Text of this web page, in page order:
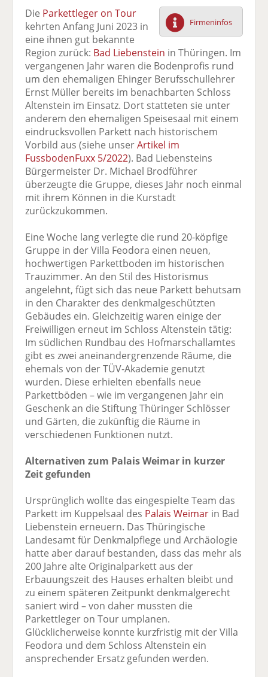
F
ac
e
b
o
o
k
te
il
e
tt
er
n
Li
n
k
e
di
n
te
il
e
n
E
m
ai
l
v
er
se
n
d
ck
e
n
Firmeninfos
Die Parkettleger on Tour
kehrten Anfang Juni 2023 in
eine ihnen gut bekannte
Region zurück: Bad Liebenstein in Thüringen. Im
vergangenen Jahr waren die Bodenprofis rund
um den ehemaligen Ehinger Berufsschullehrer
Ernst Müller bereits im benachbarten Schloss
Altenstein im Einsatz. Dort statteten sie unter
anderem den ehemaligen Speisesaal mit einem
eindrucksvollen Parkett nach historischem
Vorbild aus (siehe unserArtikel im
FussbodenFuxx 5/2022). Bad Liebensteins
Bürgermeister Dr. Michael Brodführer
überzeugte die Gruppe, dieses Jahr noch einmal
mit ihrem Können in die Kurstadt
zurückzukommen.
Eine Woche lang verlegte die rund 20-köpfige
Gruppe in der Villa Feodora einen neuen,
hochwertigen Parkettboden im historischen
Trauzimmer. An den Stil des Historismus
angelehnt, fügt sich das neue Parkett behutsam
in den Charakter des denkmalgeschützten
Gebäudes ein. Gleichzeitig waren einige der
Freiwilligen erneut im Schloss Altenstein tätig:
Im südlichen Rundbau des Hofmarschallamtes
gibt es zwei aneinandergrenzende Räume, die
ehemals von der TÜV-Akademie genutzt
wurden. Diese erhielten ebenfalls neue
Parkettböden – wie im vergangenen Jahr ein
Geschenk an die Stiftung Thüringer Schlösser
und Gärten, die zukünftig die Räume in
verschiedenen Funktionen nutzt.
Alternativen zum Palais Weimar in kurzer
Zeit gefunden
Ursprünglich wollte das eingespielte Team das
Parkett im Kuppelsaal des Palais Weimar in Bad
Liebenstein erneuern. Das Thüringische
Landesamt für Denkmalpflege und Archäologie
hatte aber darauf bestanden, dass das mehr als
200 Jahre alte Originalparkett aus der
Erbauungszeit des Hauses erhalten bleibt und
zu einem späteren Zeitpunkt denkmalgerecht
saniert wird – von daher mussten die
Parkettleger on Tour umplanen.
Glücklicherweise konnte kurzfristig mit der Villa
Feodora und dem Schloss Altenstein ein
ansprechender Ersatz gefunden werden.